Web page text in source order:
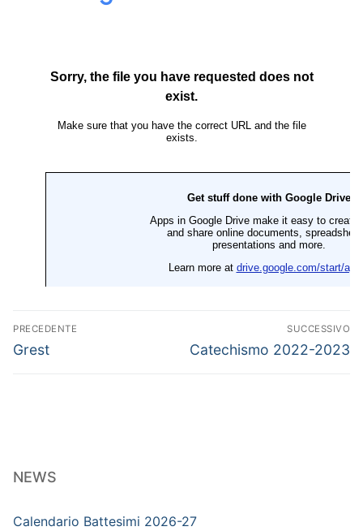
Navigazione
articoli
PRECEDENTE
Articolo
Grest
SUCCESSIVO
Articolo
Catechismo 2022-2023
NEWS
Calendario Battesimi 2026-27